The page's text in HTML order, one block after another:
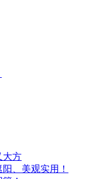
大方
、美观实用！